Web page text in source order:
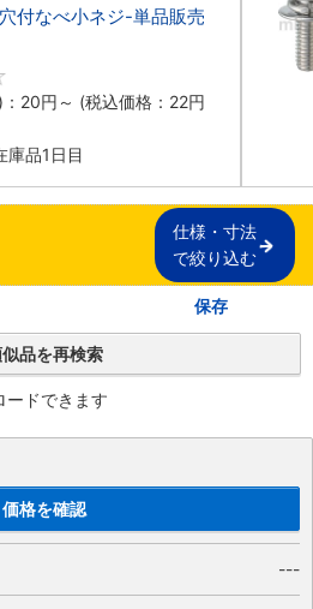
付なべ小ネジ-単品販売
20円 ～ (税込価格： 22円
庫品1日目
仕様・寸法
で絞り込む
保存
品を再検索
ードできます
価格を確認
---